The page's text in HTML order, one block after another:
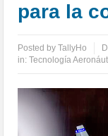
para la
Posted byTallyHo
in:Tecnología